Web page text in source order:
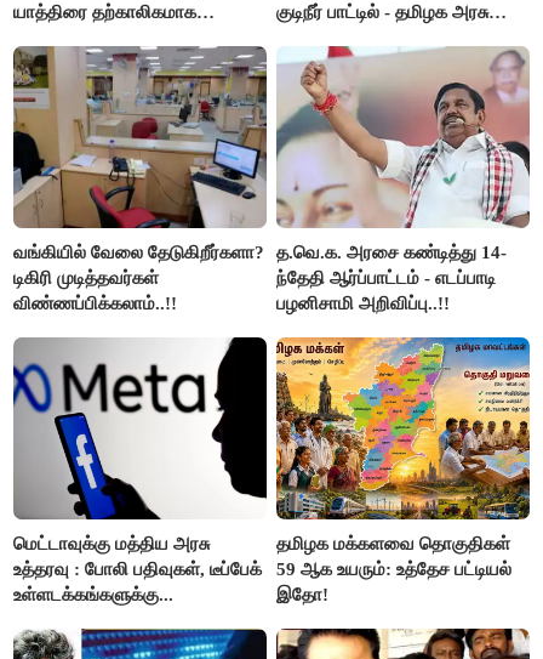
யாத்திரை தற்காலிகமாக
குடிநீர் பாட்டில் - தமிழக அரசு
வங்கியில் வேலை தேடுகிறீர்களா?
டிகிரி முடித்தவர்கள்
விண்ணப்பிக்கலாம்..!!
த.வெ.க. அரசை கண்டித்து 14-
ந்தேதி ஆர்ப்பாட்டம் - எடப்பாடி
பழனிசாமி அறிவிப்பு..!!
மெட்டாவுக்கு மத்திய அரசு
உத்தரவு : போலி பதிவுகள், டீப்பேக்
உள்ளடக்கங்களுக்கு...
தமிழக மக்களவை தொகுதிகள்
59 ஆக உயரும்: உத்தேச பட்டியல்
இதோ!